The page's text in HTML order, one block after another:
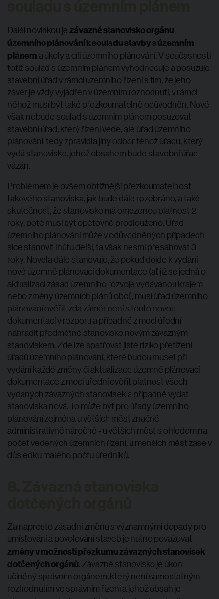
Další novinkou je závazné stanovisko orgánu
územního plánování k souladu stavby s územním
plánem a úkoly a cíli územního plánování. V současnosti
totiž soulad s územním plánem vyhodnocuje a posuzuje
stavební úřad v rámci územního řízení s tím, že jeho
závěr je vždy vyjádřen v územním rozhodnutí, v rámci
něhož musí být také přezkoumatelně odůvodněn. Nově
však nebude soulad s územním plánem posuzovat
stavební úřad, který řízení vede, ale úřad územního
plánování, tedy zpravidla jiný odbor téhož úřadu, který
vydá stanovisko, jehož obsahem bude stavební úřad
vázán.
Problémem je ovšem obtížnější přezkoumatelnost
takového stanoviska, jak bude dále rozebráno, a také
skutečnost, že stanovisko má omezenou platnost 2
roky, poté musí být opětovně prodlouženo. Úřad
územního plánování může v odůvodněných případech
sice stanovit lhůtu delší, ta však nesmí přesahovat 3
roky. Novela dále stanovuje, že pokud dojde k vydání
nové územně plánovací dokumentace (ať již se jedná o
aktualizaci zásad územního rozvoje vydávanou krajem
nebo změny územních plánů obcí), musí úřad územního
plánování ověřit, zda záměr není s touto novou
dokumentací v rozporu a případně z moci úřední
nahradit předmětné stanovisko novým závazným
stanoviskem. Zde lze spatřovat jisté riziko přetížení
úřadů územního plánování, které budou muset při
vydání každé změny či aktualizace územně plánovací
dokumentace z moci úřední ověřit platnost všech
vydaných závazných stanovisek a případně vydat
stanoviska nová. To může být pro úřady územního
plánování zejména u větších měst značně
administrativně náročné - u větších měst s ohledem na
počet vedených územních řízení, u menších měst zase v
důsledku malého počtu úředníků.
Za naprosto zásadní změnu s významnými dopady pro
umísťování a povolování staveb je nutno považovat
změny v možnosti přezkumu závazných stanovisek
dotčených orgánů. Závazné stanovisko je úkon
učiněný správním orgánem, který není samostatným
rozhodnutím ve správním řízení a jehož obsah je